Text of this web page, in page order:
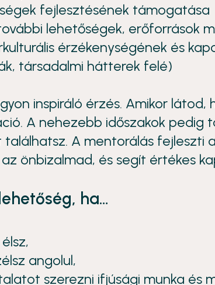
fejlesztésének támogatása
lehetőségek, erőforrások
érzékenységének és
társadalmi hátterek felé)
inspiráló érzés. Amikor
A nehezebb időszakok pedig
A mentorálás fejleszti
önbizalmad, és segít értékes
ha…
angolul,
szerezni ifjúsági munka és